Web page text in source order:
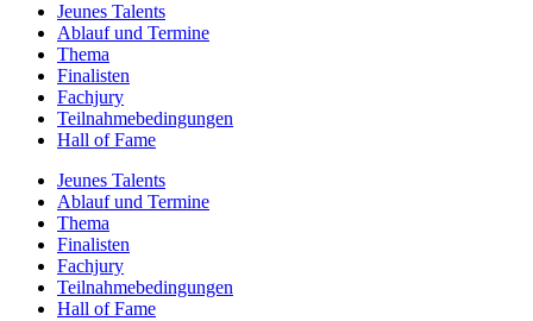
Jeunes Talents
Ablauf und Termine
Thema
Finalisten
Fachjury
Teilnahmebedingungen
Hall of Fame
Jeunes Talents
Ablauf und Termine
Thema
Finalisten
Fachjury
Teilnahmebedingungen
Hall of Fame